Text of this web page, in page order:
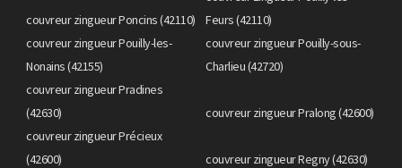
couvreur zingueur Poncins (42110)
Feurs (42110)
couvreur zingueur Pouilly-les-
Nonains (42155)
couvreur zingueur Pouilly-sous-
Charlieu (42720)
couvreur zingueur Pradines
(42630)
couvreur zingueur Pralong (42600)
couvreur zingueur Précieux
(42600)
couvreur zingueur Regny (42630)